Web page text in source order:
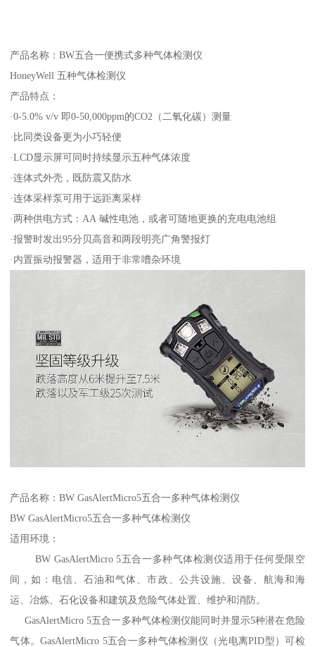
产品名称：BW五合一便携式多种气体检测仪
HoneyWell 五种气体检测仪
产品特点：
·0-5.0% v/v 即0-50,000ppm的CO2（二氧化碳）测量
·比同类设备更为小巧轻便
·LCD显示屏可同时持续显示五种气体浓度
·连体式外壳，既防震又防水
·连体采样泵可用于远距离采样
·两种供电方式：AA 碱性电池，或者可随地更换的充电电池组
·报警时发出95分贝高音和两段明亮广角警报灯
·内置振动报警器，适用于非常嘈杂环境
产品名称：BW GasAlertMicro5五合一多种气体检测仪
BW GasAlertMicro5五合一多种气体检测仪
适用环境：
BW GasAlertMicro 5五合一多种气体检测仪适用于任何受限空
间，如：电信、石油和气体、市政、公共设施、设备、航海和海
运、冶炼、石化设备和建筑及危险气体处置、维护和消防。
GasAlertMicro 5五合一多种气体检测仪能同时并显示5种潜在危险
气体。GasAlertMicro 5五合一多种气体检测仪（光电离PID型）可检